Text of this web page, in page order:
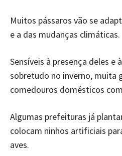
Muitos pássaros vão se
e a das mudanças climáticas.
Sensíveis à presença deles e
sobretudo no inverno, muita
comedouros domésticos
Algumas prefeituras já
colocam ninhos artificiais
aves.